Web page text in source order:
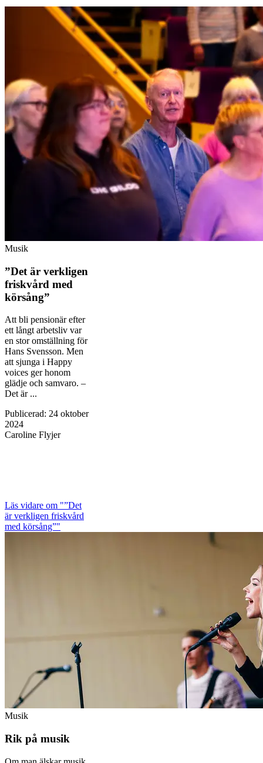
Musik
”Det är verkligen
friskvård med
körsång”
Att bli pensionär efter
ett långt arbetsliv var
en stor omställning för
Hans Svensson. Men
att sjunga i Happy
voices ger honom
glädje och samvaro. –
Det är ...
Publicerad: 24 oktober
2024
Caroline Flyjer
Läs vidare om "”Det
är verkligen friskvård
med körsång”"
Musik
Rik på musik